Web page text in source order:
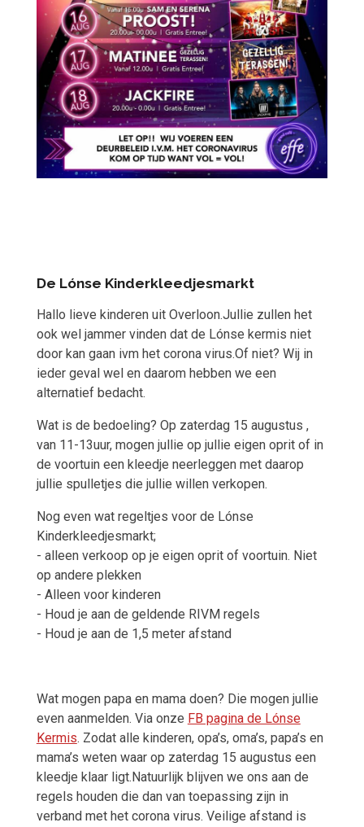
De Lónse Kinderkleedjesmarkt
Hallo lieve kinderen uit Overloon.Jullie zullen het
ook wel jammer vinden dat de Lónse kermis niet
door kan gaan ivm het corona virus.Of niet? Wij in
ieder geval wel en daarom hebben we een
alternatief bedacht.
Wat is de bedoeling? Op zaterdag 15 augustus ,
van 11-13uur, mogen jullie op jullie eigen oprit of in
de voortuin een kleedje neerleggen met daarop
jullie spulletjes die jullie willen verkopen.
Nog even wat regeltjes voor de Lónse
Kinderkleedjesmarkt;
- alleen verkoop op je eigen oprit of voortuin. Niet
op andere plekken
- Alleen voor kinderen
- Houd je aan de geldende RIVM regels
- Houd je aan de 1,5 meter afstand
Wat mogen papa en mama doen? Die mogen jullie
even aanmelden. Via onze FB pagina de Lónse
Kermis. Zodat alle kinderen, opa’s, oma’s, papa’s en
mama’s weten waar op zaterdag 15 augustus een
kleedje klaar ligt.Natuurlijk blijven we ons aan de
regels houden die dan van toepassing zijn in
verband met het corona virus. Veilige afstand is